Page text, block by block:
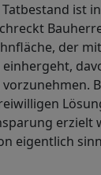
ist
der
erzielt
eigentlich